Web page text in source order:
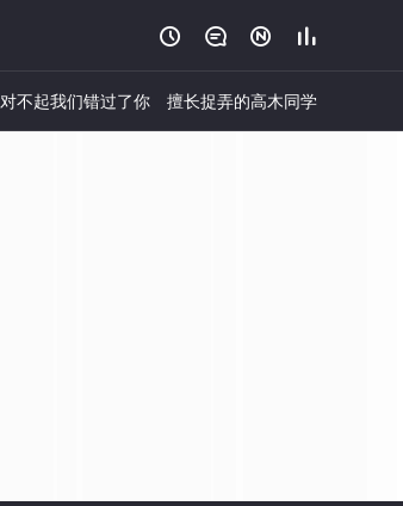
   
对不起我们错过了你 擅长捉弄的高木同学